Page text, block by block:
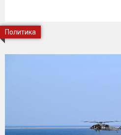
Политика